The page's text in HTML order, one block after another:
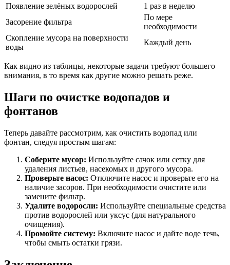
Появление зелёных водорослей
1 раз в неделю
Засорение фильтра
По мере
необходимости
Скопление мусора на поверхности
воды
Каждый день
Как видно из таблицы, некоторые задачи требуют большего
внимания, в то время как другие можно решать реже.
Шаги по очистке водопадов и
фонтанов
Теперь давайте рассмотрим, как очистить водопад или
фонтан, следуя простым шагам:
Соберите мусор: Используйте сачок или сетку для
удаления листьев, насекомых и другого мусора.
Проверьте насос: Отключите насос и проверьте его на
наличие засоров. При необходимости очистите или
замените фильтр.
Удалите водоросли: Используйте специальные средства
против водорослей или уксус (для натурального
очищения).
Промойте систему: Включите насос и дайте воде течь,
чтобы смыть остатки грязи.